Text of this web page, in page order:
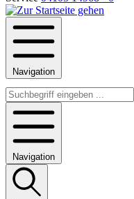
Navigation
Navigation